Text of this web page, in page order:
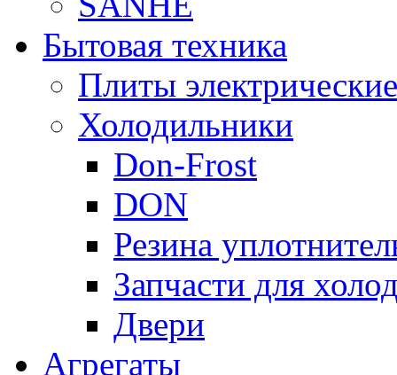
Бытовая техника
Плиты электрические
Холодильники
Don-Frost
DON
Резина
Запчасти для
Двери
Агрегаты